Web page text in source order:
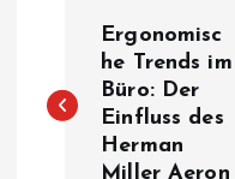
s
Ergonomisc
he Trends im
Büro: Der
Einfluss des
Herman
Miller Aeron